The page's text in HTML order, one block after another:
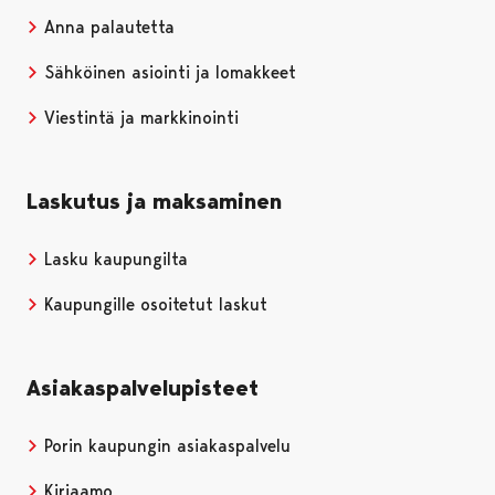
Anna palautetta
Sähköinen asiointi ja lomakkeet
Viestintä ja markkinointi
Laskutus ja maksaminen
Lasku kaupungilta
Kaupungille osoitetut laskut
Asiakaspalvelupisteet
Porin kaupungin asiakaspalvelu